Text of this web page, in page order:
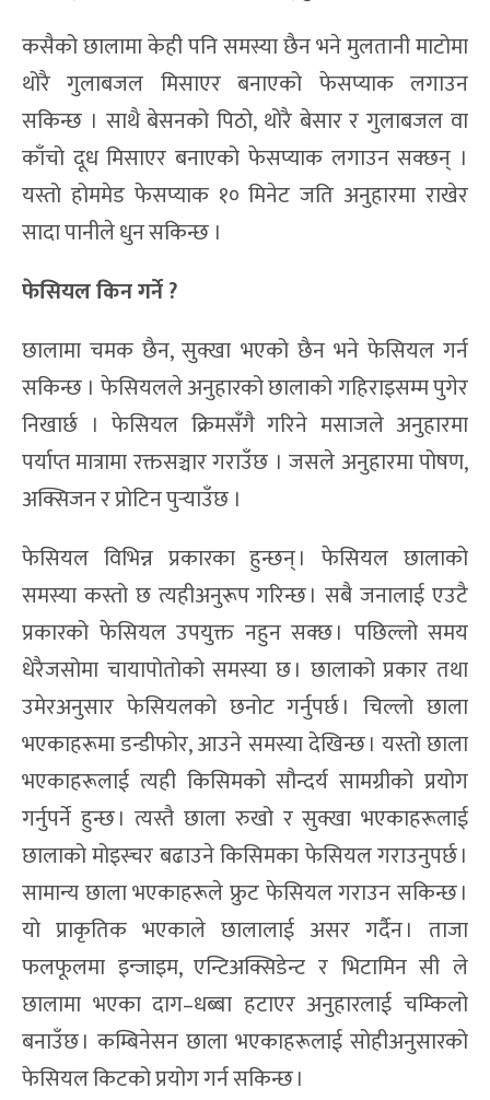
कसैको छालामा केही पनि समस्या छैन भने मुलतानी माटोमा
थोरै गुलाबजल मिसाएर बनाएको फेसप्याक लगाउन
सकिन्छ । साथै बेसनको पिठो, थोरै बेसार र गुलाबजल वा
काँचो दूध मिसाएर बनाएको फेसप्याक लगाउन सक्छन् ।
यस्तो होममेड फेसप्याक १० मिनेट जति अनुहारमा राखेर
सादा पानीले धुन सकिन्छ ।
फेसियल किन गर्ने ?
छालामा चमक छैन, सुक्खा भएको छैन भने फेसियल गर्न
सकिन्छ । फेसियलले अनुहारको छालाको गहिराइसम्म पुगेर
निखार्छ । फेसियल क्रिमसँगै गरिने मसाजले अनुहारमा
पर्याप्त मात्रामा रक्तसञ्चार गराउँछ । जसले अनुहारमा पोषण,
अक्सिजन र प्रोटिन पुर्‍याउँछ ।
फेसियल विभिन्न प्रकारका हुन्छन् । फेसियल छालाको
समस्या कस्तो छ त्यहीअनुरूप गरिन्छ । सबै जनालाई एउटै
प्रकारको फेसियल उपयुक्त नहुन सक्छ । पछिल्लो समय
धेरैजसोमा चायापोतोको समस्या छ । छालाको प्रकार तथा
उमेरअनुसार फेसियलको छनोट गर्नुपर्छ । चिल्लो छाला
भएकाहरूमा डन्डीफोर, आउने समस्या देखिन्छ । यस्तो छाला
भएकाहरूलाई त्यही किसिमको सौन्दर्य सामग्रीको प्रयोग
गर्नुपर्ने हुन्छ । त्यस्तै छाला रुखो र सुक्खा भएकाहरूलाई
छालाको मोइस्चर बढाउने किसिमका फेसियल गराउनुपर्छ ।
सामान्य छाला भएकाहरूले फ्रुट फेसियल गराउन सकिन्छ ।
यो प्राकृतिक भएकाले छालालाई असर गर्दैन । ताजा
फलफूलमा इन्जाइम, एन्टिअक्सिडेन्ट र भिटामिन सी ले
छालामा भएका दाग–धब्बा हटाएर अनुहारलाई चम्किलो
बनाउँछ । कम्बिनेसन छाला भएकाहरूलाई सोहीअनुसारको
फेसियल किटको प्रयोग गर्न सकिन्छ ।